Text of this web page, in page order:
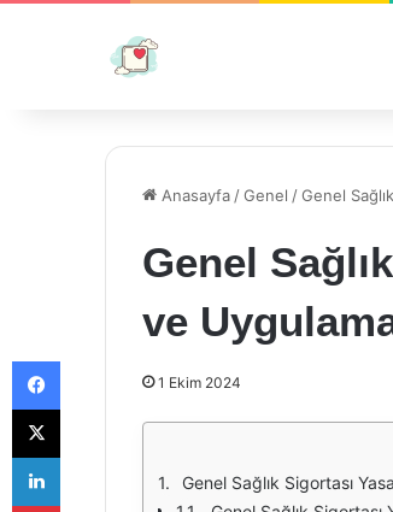
Anasayfa /Genel /Genel
Genel
ve
1 Ekim 2024
Genel Sağlık Sigortası
Facebook
X
LinkedIn
Pinterest